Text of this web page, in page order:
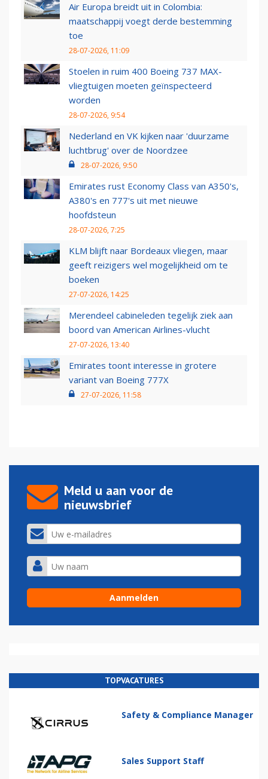
Air Europa breidt uit in Colombia:
maatschappij voegt derde bestemming
toe
28-07-2026, 11:09
Stoelen in ruim 400 Boeing 737 MAX-
vliegtuigen moeten geïnspecteerd
worden
28-07-2026, 9:54
Nederland en VK kijken naar 'duurzame
luchtbrug' over de Noordzee
28-07-2026, 9:50
Emirates rust Economy Class van A350's,
A380's en 777's uit met nieuwe
hoofdsteun
28-07-2026, 7:25
KLM blijft naar Bordeaux vliegen, maar
geeft reizigers wel mogelijkheid om te
boeken
27-07-2026, 14:25
Merendeel cabineleden tegelijk ziek aan
boord van American Airlines-vlucht
27-07-2026, 13:40
Emirates toont interesse in grotere
variant van Boeing 777X
27-07-2026, 11:58
Meld u aan voor de
nieuwsbrief
TOPVACATURES
Safety & Compliance Manager
Sales Support Staff